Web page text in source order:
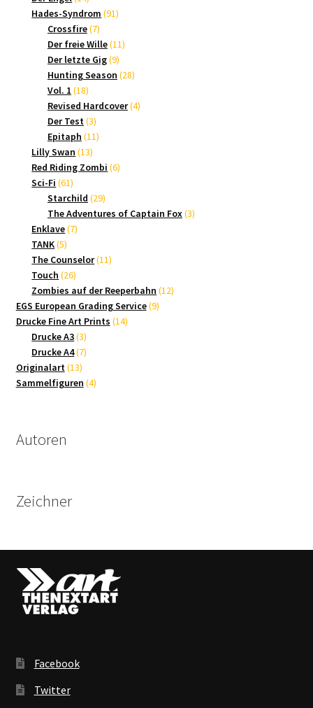
Produkte
Hades-Syndrom 9191
Crossfire 77
Produkte
Der freie Wille 1111
Der letzte Gig 99
Produkte
Hunting Season 2828
Vol. 1 1818
Produkte
Revised Hardcover 44
Der Test 33
Produkte
Epitaph 1111
Lilly Swan 1313
Produkte
Red Riding Zombi 66
Sci-Fi 6161
Produkte
Starchild 2929
Produkte
The Adventures of Captain Fox 33
Enklave 77
TANK 55
Produkte
The Counselor 1111
Touch 2626
Produkte
Zombies auf der Reeperbahn 1212
EGS European Grading Service 99
Drucke Fine Art Prints 1414
Drucke A3 33
Produkte
Drucke A4 77
Originalart 1313
Produkte
Sammelfiguren 44
Autoren
Zeichner
Facebook
Twitter